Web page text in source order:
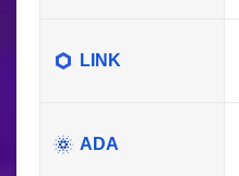
LINK
ADA